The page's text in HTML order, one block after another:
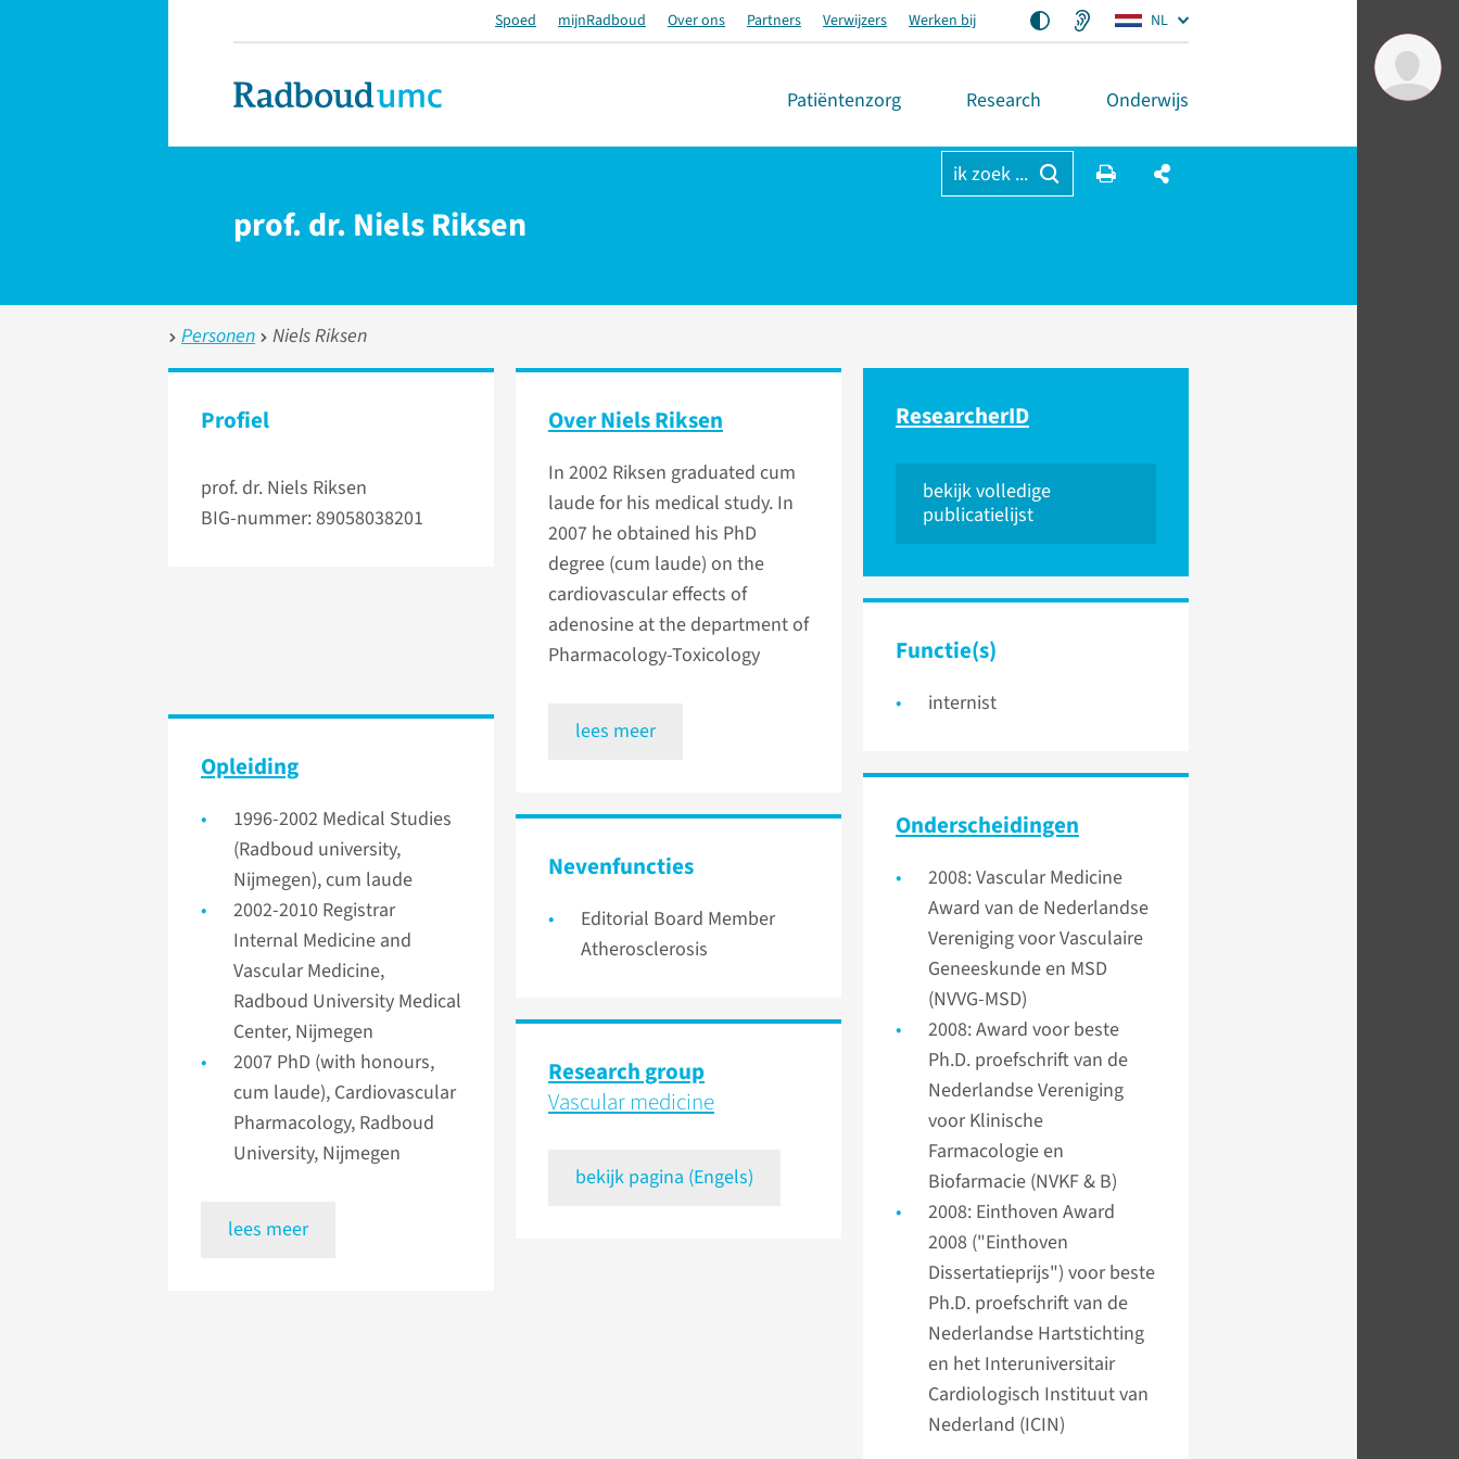
Spoed mijnRadboud Over ons Partners Verwijzers Werken bij NL
Patiëntenzorg Research Onderwijs
ik zoek ...
prof. dr. Niels Riksen
Personen Niels Riksen
Profiel
prof. dr. Niels Riksen
BIG-nummer: 89058038201
Over Niels Riksen
In 2002 Riksen graduated cum
laude for his medical study. In
2007 he obtained his PhD
degree (cum laude) on the
cardiovascular effects of
adenosine at the department of
Pharmacology-Toxicology
lees meer
ResearcherID
bekijk volledige
publicatielijst
Functie(s)
internist
Opleiding
1996-2002 Medical Studies
(Radboud university,
Nijmegen), cum laude
2002-2010 Registrar
Internal Medicine and
Vascular Medicine,
Radboud University Medical
Center, Nijmegen
2007 PhD (with honours,
cum laude), Cardiovascular
Pharmacology, Radboud
University, Nijmegen
lees meer
Onder­scheidingen
2008: Vascular Medicine
Award van de Nederlandse
Vereniging voor Vasculaire
Geneeskunde en MSD
(NVVG-MSD)
2008: Award voor beste
Ph.D. proefschrift van de
Nederlandse Vereniging
voor Klinische
Farmacologie en
Biofarmacie (NVKF & B)
2008: Einthoven Award
2008 ("Einthoven
Dissertatieprijs") voor beste
Ph.D. proefschrift van de
Nederlandse Hartstichting
en het Interuniversitair
Cardiologisch Instituut van
Nederland (ICIN)
Nevenfuncties
Editorial Board Member
Atherosclerosis
Research group
Vascular medicine
bekijk pagina (Engels)